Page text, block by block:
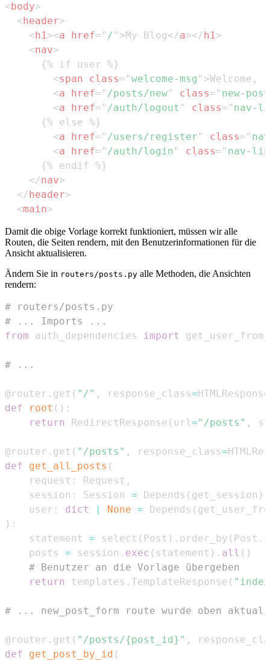
< body>
< header>
< h1><a href= " / " >My Blog</a></ h1>
<nav>
<span class= "welcome-msg " >Welcome,
<a href= " /posts/new" class= " new-
<a href= " /auth/logout " class= " nav-
<a href= " /users/register " class= "
<a href= " /auth/login " class= " nav-
</nav>
</ header>
<main>
Damit die obige Vorlage korrekt funktioniert, müssen wir alle
Routen, die Seiten rendern, mit den Benutzerinformationen für die
Ansicht aktualisieren.
Ändern Sie in routers/posts.py alle Methoden, die Ansichten
rendern:
# routers/posts.py
# ... Imports ...
from auth_dependencies import
# ...
@router . get ( "/" , response_class= HTMLResponse
def
root ( ) :
return
RedirectResponse ( url="/posts" ,
@router . get ( "/posts" , response_class=
def
get_all_posts (
    request
: Request ,
    session
: Session = Depends ( get_session )
    user
: dict None = Depends (
) :
    statement
= select ( Post ) . order_by ( Post .
    posts
= session . exec ( statement ) . all ( )
# Benutzer an die Vorlage übergeben
return
templates . TemplateResponse (
# ... new_post_form route wurde oben
@router . get ( "/posts/{post_id}" ,
def
get_post_by_id (